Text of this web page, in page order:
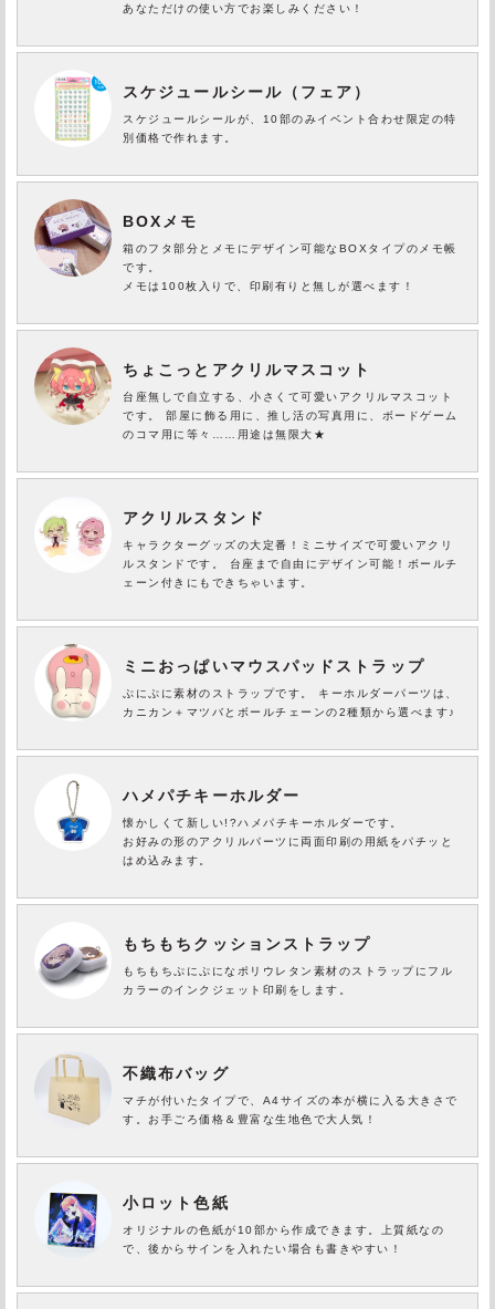
あなただけの使い方でお楽しみください！
スケジュールシール（フェア）
スケジュールシールが、10部のみイベント合わせ限定の特
別価格で作れます。
BOXメモ
箱のフタ部分とメモにデザイン可能なBOXタイプのメモ帳
です。
メモは100枚入りで、印刷有りと無しが選べます！
ちょこっとアクリルマスコット
台座無しで自立する、小さくて可愛いアクリルマスコット
です。 部屋に飾る用に、推し活の写真用に、ボードゲーム
のコマ用に等々……用途は無限大★
アクリルスタンド
キャラクターグッズの大定番！ミニサイズで可愛いアクリ
ルスタンドです。 台座まで自由にデザイン可能！ボールチ
ェーン付きにもできちゃいます。
ミニおっぱいマウスパッドストラップ
ぷにぷに素材のストラップです。 キーホルダーパーツは、
カニカン＋マツバとボールチェーンの2種類から選べます♪
ハメパチキーホルダー
懐かしくて新しい!?ハメパチキーホルダーです。
お好みの形のアクリルパーツに両面印刷の用紙をパチッと
はめ込みます。
もちもちクッションストラップ
もちもちぷにぷになポリウレタン素材のストラップにフル
カラーのインクジェット印刷をします。
不織布バッグ
マチが付いたタイプで、A4サイズの本が横に入る大きさで
す。お手ごろ価格＆豊富な生地色で大人気！
小ロット色紙
オリジナルの色紙が10部から作成できます。上質紙なの
で、後からサインを入れたい場合も書きやすい！